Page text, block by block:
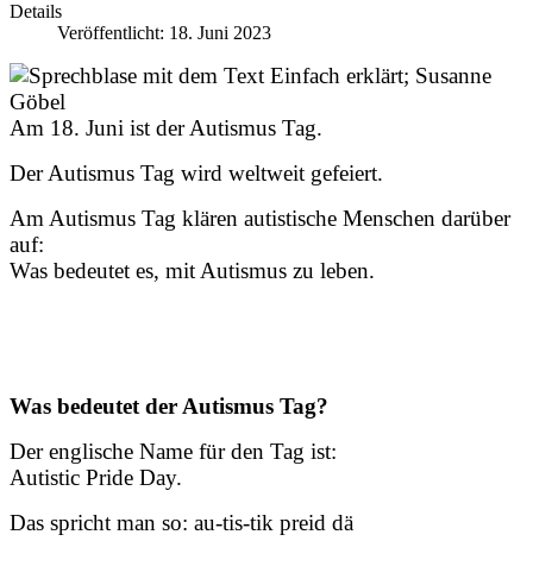
Details
Veröffentlicht: 18. Juni 2023
Am 18. Juni ist der Autismus Tag.
Der Autismus Tag wird weltweit gefeiert.
Am Autismus Tag klären autistische Menschen darüber
auf:
Was bedeutet es, mit Autismus zu leben.
Was bedeutet der Autismus Tag?
Der englische Name für den Tag ist:
Autistic Pride Day.
Das spricht man so: au-tis-tik preid dä